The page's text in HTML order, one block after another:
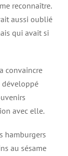
reconnaître.
aussi oublié
qui avait si
convaincre
développé
avec elle.
hamburgers
au sésame